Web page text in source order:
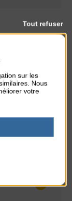
sur les
Nous
votre
Tout refuser